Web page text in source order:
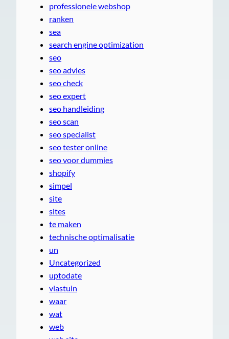
professionele webshop
ranken
sea
search engine optimization
seo
seo advies
seo check
seo expert
seo handleiding
seo scan
seo specialist
seo tester online
seo voor dummies
shopify
simpel
site
sites
te maken
technische optimalisatie
un
Uncategorized
uptodate
vlastuin
waar
wat
web